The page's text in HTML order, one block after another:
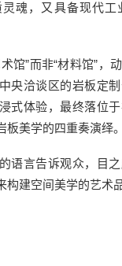
魂，又具备现代工
馆”而非“材料馆”，
央洽谈区的岩板定
式体验，最终落位于
板美学的四重奏演绎。
语言告诉观众，目
构建空间美学的艺术品